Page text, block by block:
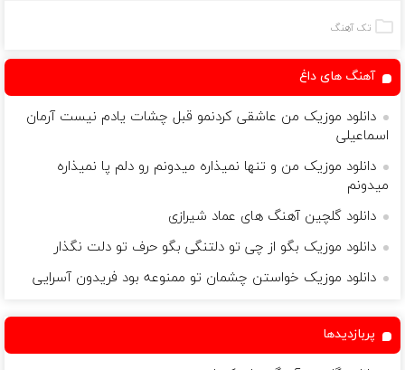
تک آهنگ
آهنگ های داغ
دانلود موزیک من عاشقی کردنمو قبل چشات یادم نیست آرمان
اسماعیلی
دانلود موزیک من و تنها نمیذاره میدونم رو دلم پا نمیذاره
میدونم
دانلود گلچین آهنگ های عماد شیرازی
دانلود موزیک بگو از چی تو دلتنگی بگو حرف تو دلت نگذار
دانلود موزیک خواستن چشمان تو ممنوعه بود فریدون آسرایی
پربازدیدها